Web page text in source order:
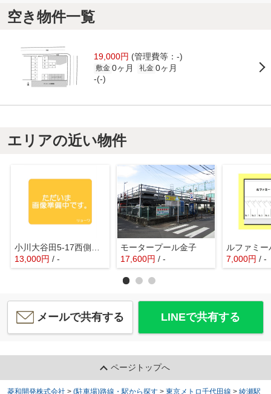
空き物件一覧
19,000円 (管理費等：-)
敷金 0ヶ月 礼金 0ヶ月
-(-)
エリアの近い物件
13,000円 / -
モータープール金子
17,600円 / - 7,000円 / -
メールで共有する LINEで共有する
ページトップへ
菱和開発株式会社 > (駐車場)路線・駅から探す > 東京メトロ千代田線 > 綾瀬駅